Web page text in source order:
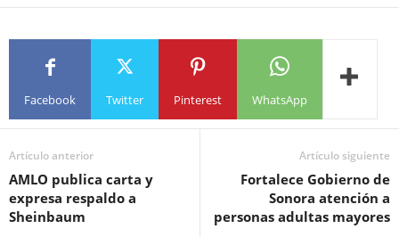
Facebook Twitter Pinterest WhatsApp
Artículo anterior
AMLO publica carta y
expresa respaldo a
Sheinbaum
Artículo siguiente
Fortalece Gobierno de
Sonora atención a
personas adultas mayores